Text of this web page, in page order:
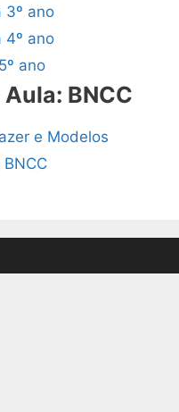
3º ano
4º ano
ano
BNCC
e Modelos